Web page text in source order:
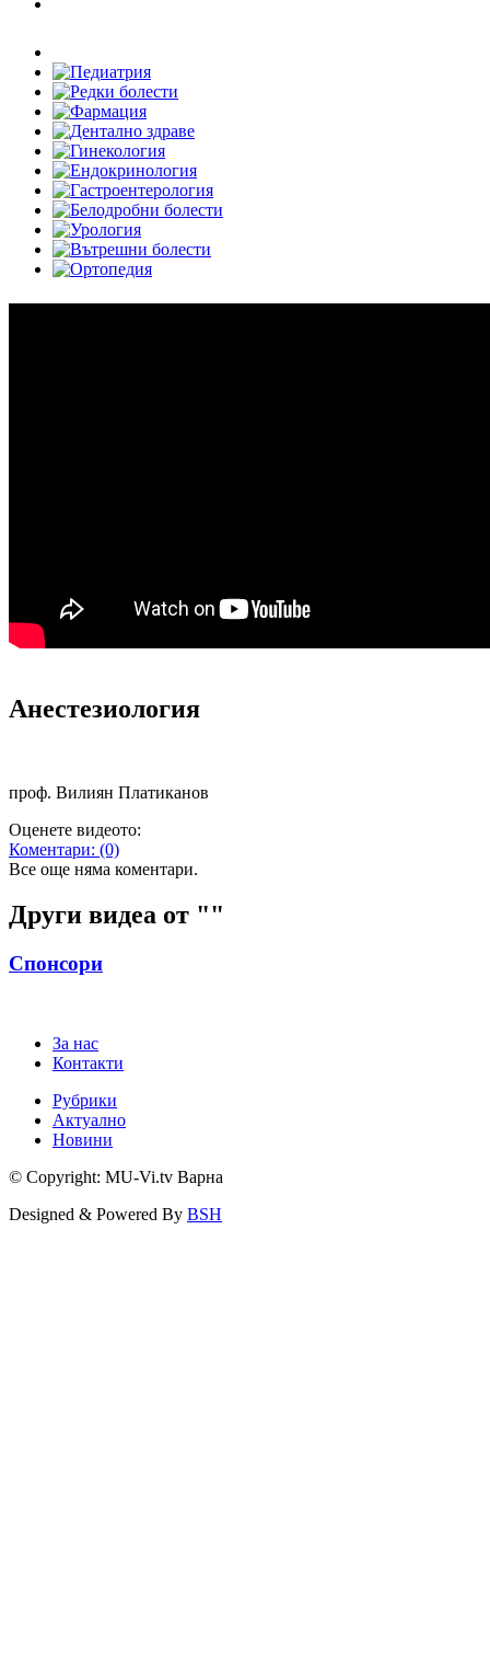
Анестезиология
​проф. Вилиян Платиканов
Оценете видеото:
Коментари: (0)
Все още няма коментари.
Други видеа от ""
Спонсори
За нас
Контакти
Рубрики
Актуално
Новини
© Copyright: MU-Vi.tv Варна
Designed & Powered By BSH